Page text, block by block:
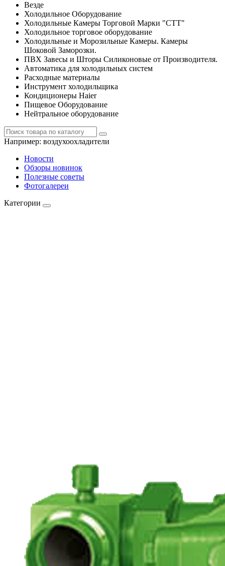
Везде
Холодильное Оборудование
Холодильные Камеры Торговой Марки "СТТ"
Холодильное торговое оборудование
Холодильные и Морозильные Камеры. Камеры
Шоковой Заморозки.
ПВХ Завесы и Шторы Силиконовые от Производителя.
Автоматика для холодильных систем
Расходные материалы
Инструмент холодильщика
Кондиционеры Haier
Пищевое Оборудование
Нейтральное оборудование
Например: воздухоохладители
Новости
Обзоры новинок
Полезные советы
Фотогалереи
Категории